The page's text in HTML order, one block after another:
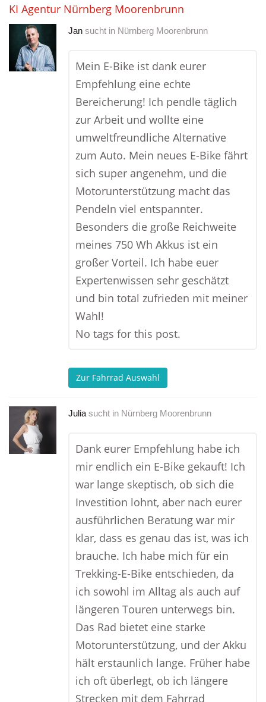
KI Agentur Nürnberg Moorenbrunn
Jan sucht in Nürnberg Moorenbrunn
Mein E-Bike ist dank eurer
Empfehlung eine echte
Bereicherung! Ich pendle täglich
zur Arbeit und wollte eine
umweltfreundliche Alternative
zum Auto. Mein neues E-Bike fährt
sich super angenehm, und die
Motorunterstützung macht das
Pendeln viel entspannter.
Besonders die große Reichweite
meines 750 Wh Akkus ist ein
großer Vorteil. Ich habe euer
Expertenwissen sehr geschätzt
und bin total zufrieden mit meiner
Wahl!
No tags for this post.
Zur Fahrrad Auswahl
Julia sucht in Nürnberg Moorenbrunn
Dank eurer Empfehlung habe ich
mir endlich ein E-Bike gekauft! Ich
war lange skeptisch, ob sich die
Investition lohnt, aber nach eurer
ausführlichen Beratung war mir
klar, dass es genau das ist, was ich
brauche. Ich habe mich für ein
Trekking-E-Bike entschieden, da
ich sowohl im Alltag als auch auf
längeren Touren unterwegs bin.
Das Rad bietet eine starke
Motorunterstützung, und der Akku
hält erstaunlich lange. Früher habe
ich oft überlegt, ob ich längere
Strecken mit dem Fahrrad